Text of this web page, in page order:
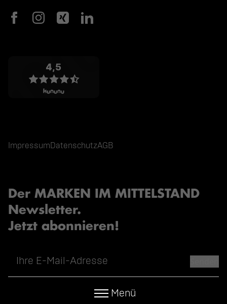
Menü
ImpressumDatenschutzAGB
Der MARKEN IM MITTELSTAND
Newsletter.
Jetzt abonnieren!